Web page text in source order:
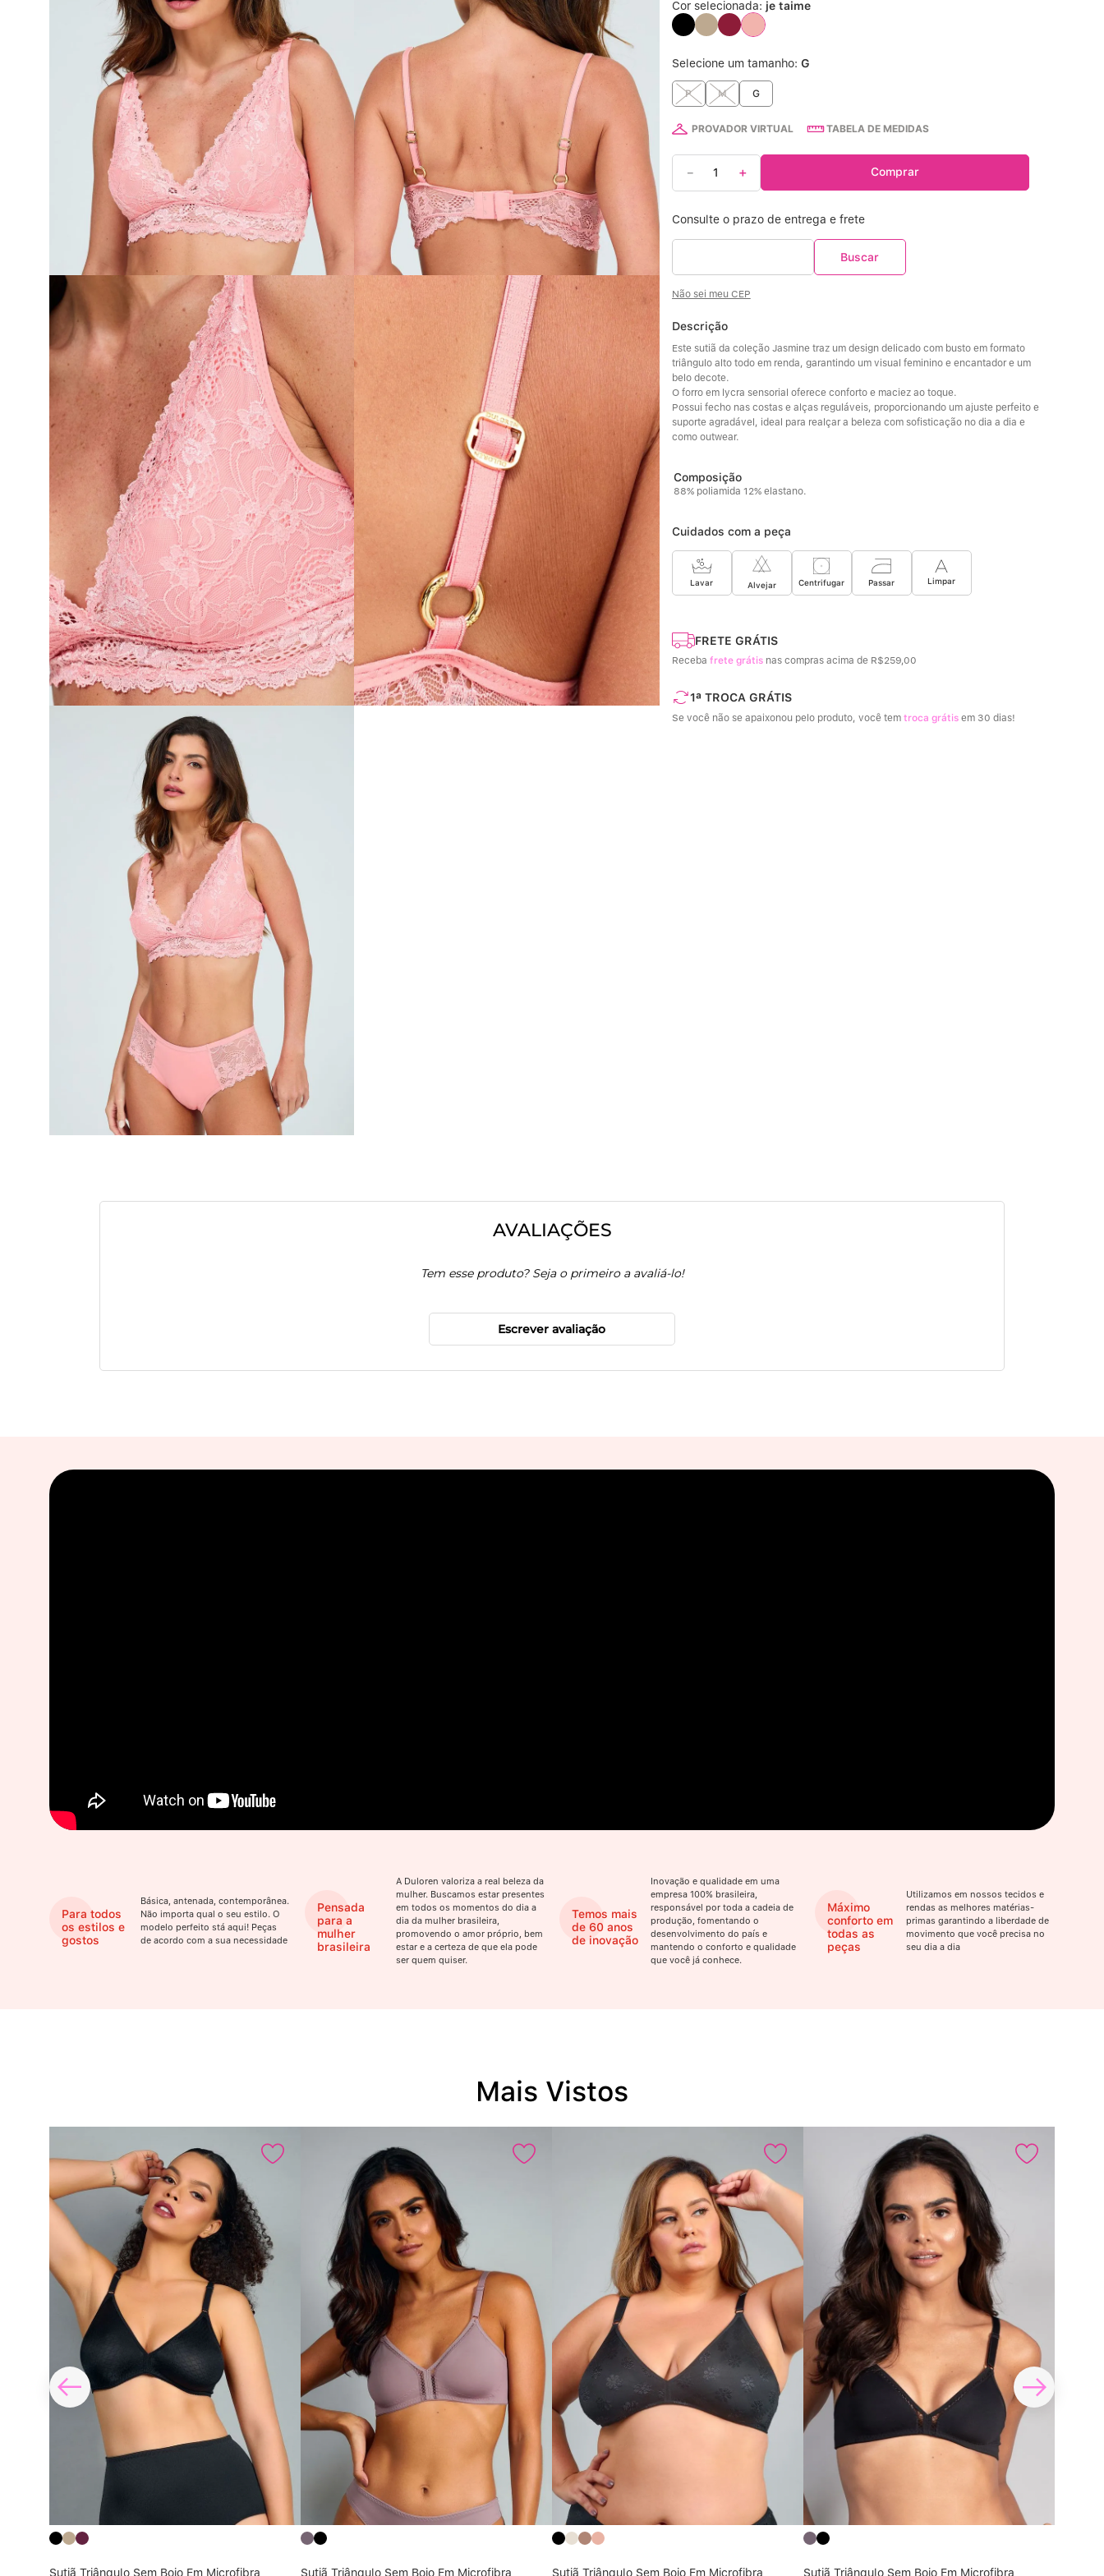
Cor selecionada: je taime
Selecione um tamanho: G
P M G
PROVADOR VIRTUAL TABELA DE MEDIDAS
＋
－ Comprar
Não sei meu CEP
Descrição
Este sutiã da coleção Jasmine traz um design delicado com busto em formato
triângulo alto todo em renda, garantindo um visual feminino e encantador e um
belo decote.
O forro em lycra sensorial oferece conforto e maciez ao toque.
Possui fecho nas costas e alças reguláveis, proporcionando um ajuste perfeito e
suporte agradável, ideal para realçar a beleza com sofisticação no dia a dia e
como outwear.
88% poliamida 12% elastano.
Cuidados com a peça
Lavar Alvejar Centrifugar Passar Limpar
FRETE GRÁTIS
Receba frete grátisnas compras acima de R$259,00
1ª TROCA GRÁTIS
Se você não se apaixonou pelo produto, você tem troca grátisem 30 dias!
AVALIAÇÕES
Tem esse produto? Seja o primeiro a avaliá-lo!
Escrever avaliação
Para todos
os estilos e
gostos
Básica, antenada, contemporânea.
Não importa qual o seu estilo. O
modelo perfeito stá aqui! Peças
de acordo com a sua necessidade
Pensada
para a
mulher
brasileira
A Duloren valoriza a real beleza da
mulher. Buscamos estar presentes
em todos os momentos do dia a
dia da mulher brasileira,
promovendo o amor próprio, bem
estar e a certeza de que ela pode
ser quem quiser.
Temos mais
de 60 anos
de inovação
Inovação e qualidade em uma
empresa 100% brasileira,
responsável por toda a cadeia de
produção, fomentando o
desenvolvimento do país e
mantendo o conforto e qualidade
que você já conhece.
Máximo
conforto em
todas as
peças
Utilizamos em nossos tecidos e
rendas as melhores matérias-
primas garantindo a liberdade de
movimento que você precisa no
seu dia a dia
Mais Vistos
Sutiã Triângulo Sem Bojo Em Microfibra Sutiã Triângulo Sem Bojo Em Microfibra Sutiã Triângulo Sem Bojo Em Microfibra Sutiã Triângulo Sem Bojo Em Microfibra
º Calcinha Cintura Alta
Multifuncional
9º Sutiã Sustentação
Extensor